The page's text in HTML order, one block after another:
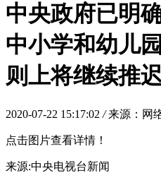
中央政府已明
中小学和幼儿
则上将继续推
2020-07-22 15:17:02 / 来源：网
点击图片查看详情！
来源:中央电视台新闻